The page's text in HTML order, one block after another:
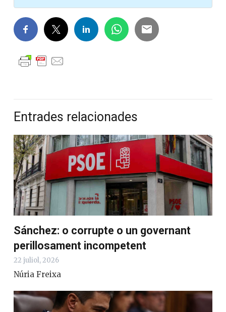
Entrades relacionades
Sánchez: o corrupte o un governant
perillosament incompetent
22 juliol, 2026
Núria Freixa